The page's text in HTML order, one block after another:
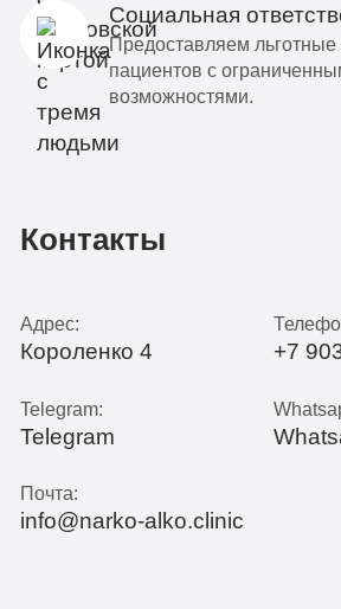
Социальная
Предоставляем льготные
пациентов с
возможностями.
Контакты
Адрес:
Короленко 4 +7
Telegram:
Telegram
Почта:
info@narko-alko.clinic